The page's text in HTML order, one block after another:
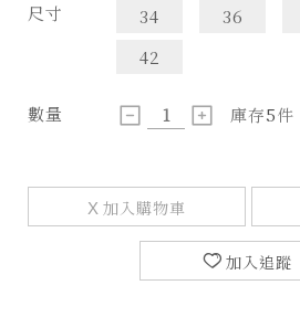
尺寸 34 36
42
數量 庫存5件
加入購物車
加入追蹤